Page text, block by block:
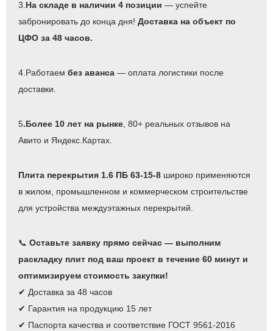
3.На складе в наличии 4 позиции — успейте
забронировать до конца дня! Доставка на объект по
ЦФО за 48 часов.
4.Работаем без аванса — оплата логистики после
доставки.
5.Более 10 лет на рынке, 80+ реальных отзывов на
Авито и Яндекс.Картах.
Плита перекрытия 1.6 ПБ 63-15-8 широко применяются
в жилом, промышленном и коммерческом строительстве
для устройства междуэтажных перекрытий.
📞 Оставьте заявку прямо сейчас — выполним
раскладку плит под ваш проект в течение 60 минут и
оптимизируем стоимость закупки!
✔ Доставка за 48 часов
✔ Гарантия на продукцию 15 лет
✔ Паспорта качества и соответствие ГОСТ 9561-2016